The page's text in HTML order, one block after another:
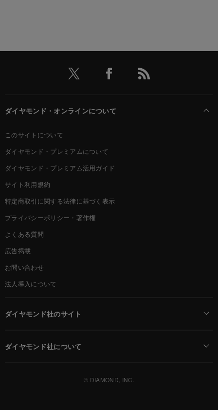
ダイヤモンド・オンラインについて
このサイトについて
ダイヤモンド・プレミアムについて
ダイヤモンド・プレミアム活用ガイド
サイト利用規約
特定商取引に関する法律に基づく表示
プライバシーポリシー・著作権
よくある質問
広告掲載
お問い合わせ
法人導入について
ダイヤモンド社のサイト
ダイヤモンド社について
© DIAMOND, INC.